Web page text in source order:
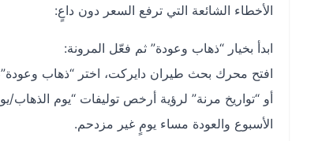
الأخطاء الشائعة التي ترفع السعر دون داعٍ:
ابدأ بخيار “ذهاب وعودة” ثم فعّل المرونة:
أو “تواريخ مرنة” لرؤية أرخص توليفات “يوم
الأسبوع والعودة مساء يومٍ غير مزدحم.